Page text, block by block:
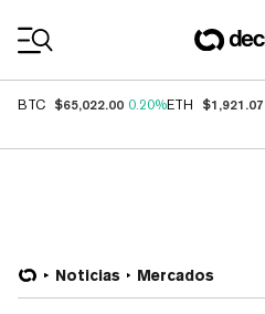
BTC $65,022.00 0.20%ETH $1,921.07
Noticias Mercados